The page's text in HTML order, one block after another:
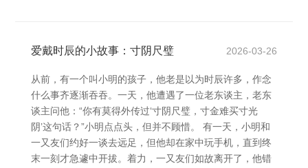
爱戴时辰的小故事：寸阴尺璧 2026-03-26
从前，有一个叫小明的孩子，他老是以为时辰许多，作念
什么事齐逐渐吞吞。一天，他遭遇了一位老东谈主，老东
谈主问他：“你有莫得外传过‘寸阴尺璧，寸金难买寸光
阴’这句话？”小明点点头，但并不顾惜。 有一天，小明和
一又友们约好一谈去远足，但他却在家中玩手机，直到终
末一刻才急遽中开拔。着力，一又友们如故离开了，他错